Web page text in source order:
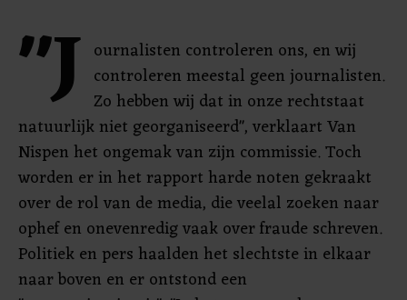
"J ournalisten controleren ons, en wij
controleren meestal geen journalisten.
Zo hebben wij dat in onze rechtstaat
natuurlijk niet georganiseerd", verklaart Van
Nispen het ongemak van zijn commissie. Toch
worden er in het rapport harde noten gekraakt
over de rol van de media, die veelal zoeken naar
ophef en onevenredig vaak over fraude schreven.
Politiek en pers haalden het slechtste in elkaar
naar boven en er ontstond een